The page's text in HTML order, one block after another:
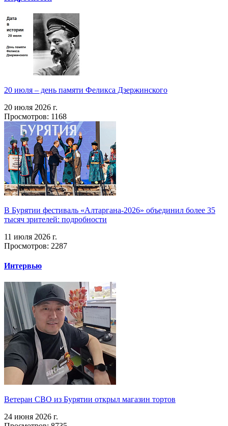
20 июля – день памяти Феликса Дзержинского
20 июля 2026 г.
Просмотров: 1168
В Бурятии фестиваль «Алтаргана-2026» объединил более 35
тысяч зрителей: подробности
11 июля 2026 г.
Просмотров: 2287
Интервью
Ветеран СВО из Бурятии открыл магазин тортов
24 июня 2026 г.